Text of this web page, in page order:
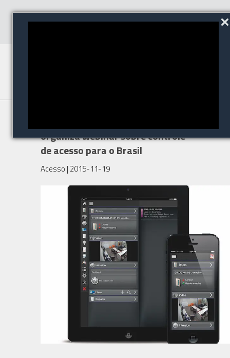
organiza webinar sobre controle
de acesso para o Brasil
Acesso | 2015-11-19